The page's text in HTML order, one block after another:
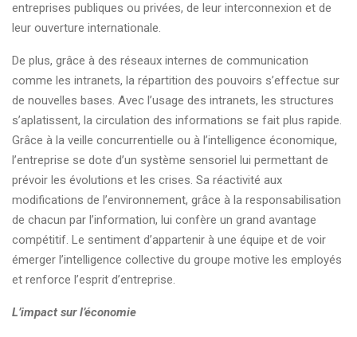
entreprises publiques ou privées, de leur interconnexion et de
leur ouverture internationale.
De plus, grâce à des réseaux internes de communication
comme les intranets, la répartition des pouvoirs s’effectue sur
de nouvelles bases. Avec l’usage des intranets, les structures
s’aplatissent, la circulation des informations se fait plus rapide.
Grâce à la veille concurrentielle ou à l’intelligence économique,
l’entreprise se dote d’un système sensoriel lui permettant de
prévoir les évolutions et les crises. Sa réactivité aux
modifications de l’environnement, grâce à la responsabilisation
de chacun par l’information, lui confère un grand avantage
compétitif. Le sentiment d’appartenir à une équipe et de voir
émerger l’intelligence collective du groupe motive les employés
et renforce l’esprit d’entreprise.
L’impact sur l’économie